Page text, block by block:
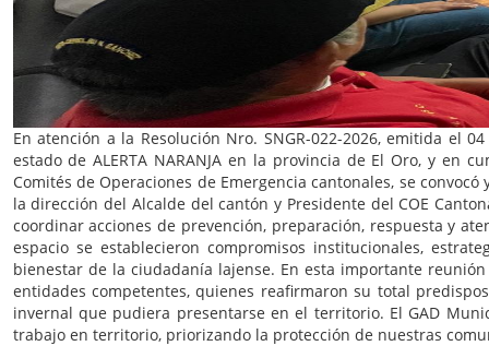
En atención a la Resolución Nro. SNGR-022-2026, emitida el
estado de ALERTA NARANJA en la provincia de El Oro, y
Comités de Operaciones de Emergencia cantonales, se
la dirección del Alcalde del cantón y Presidente del COE
coordinar acciones de prevención, preparación, respuesta y
espacio se establecieron compromisos institucionales,
bienestar de la ciudadanía lajense. En esta importante
entidades competentes, quienes reafirmaron su total
invernal que pudiera presentarse en el territorio. El GAD
trabajo en territorio, priorizando la protección de nuestras